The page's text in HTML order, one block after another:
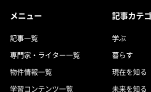
メニュー
記事一覧
専門家・ライター一覧
物件情報一覧
学習コンテンツ一覧
記事カテ
学ぶ
暮らす
現在を知る
未来を知る